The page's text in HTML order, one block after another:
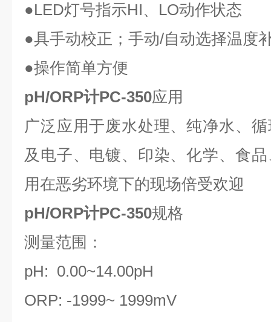
●LED灯号指示HI、LO动作状态
●具手动校正；手动/自动选择温度
●操作简单方便
pH/ORP计PC-350应用
广泛应用于废水处理、纯净水、
及电子、电镀、印染、化学、食
用在恶劣环境下的现场倍受欢迎
pH/ORP计PC-350规格
测量范围：
pH: 0.00~14.00pH
ORP: -1999~ 1999mV